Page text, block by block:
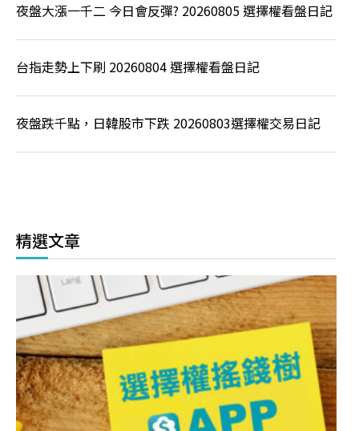
夜盤大漲一千二 今日會反彈? 20260805 選擇權看盤日記
台指走勢上下刷 20260804 選擇權看盤日記
夜盤跌千點，日韓股市下跌 20260803選擇權交易日記
精選文章